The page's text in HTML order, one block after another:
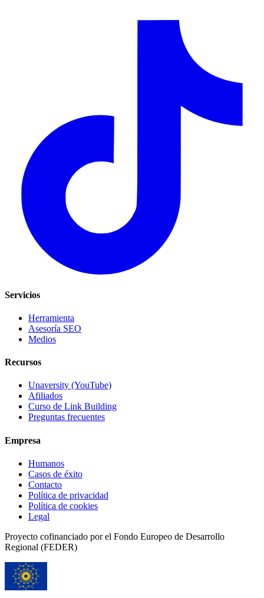
Servicios
Herramienta
Asesoría SEO
Medios
Recursos
Unaversity (YouTube)
Afiliados
Curso de Link Building
Preguntas frecuentes
Empresa
Humanos
Casos de éxito
Contacto
Política de privacidad
Política de cookies
Legal
Proyecto cofinanciado por el Fondo Europeo de Desarrollo
Regional (FEDER)